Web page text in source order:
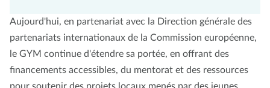
Aujourd'hui, en partenariat avec la Direction générale des
partenariats internationaux de la Commission européenne,
le GYM continue d'étendre sa portée, en offrant des
financements accessibles, du mentorat et des ressources
pour soutenir des projets locaux menés par des jeunes.